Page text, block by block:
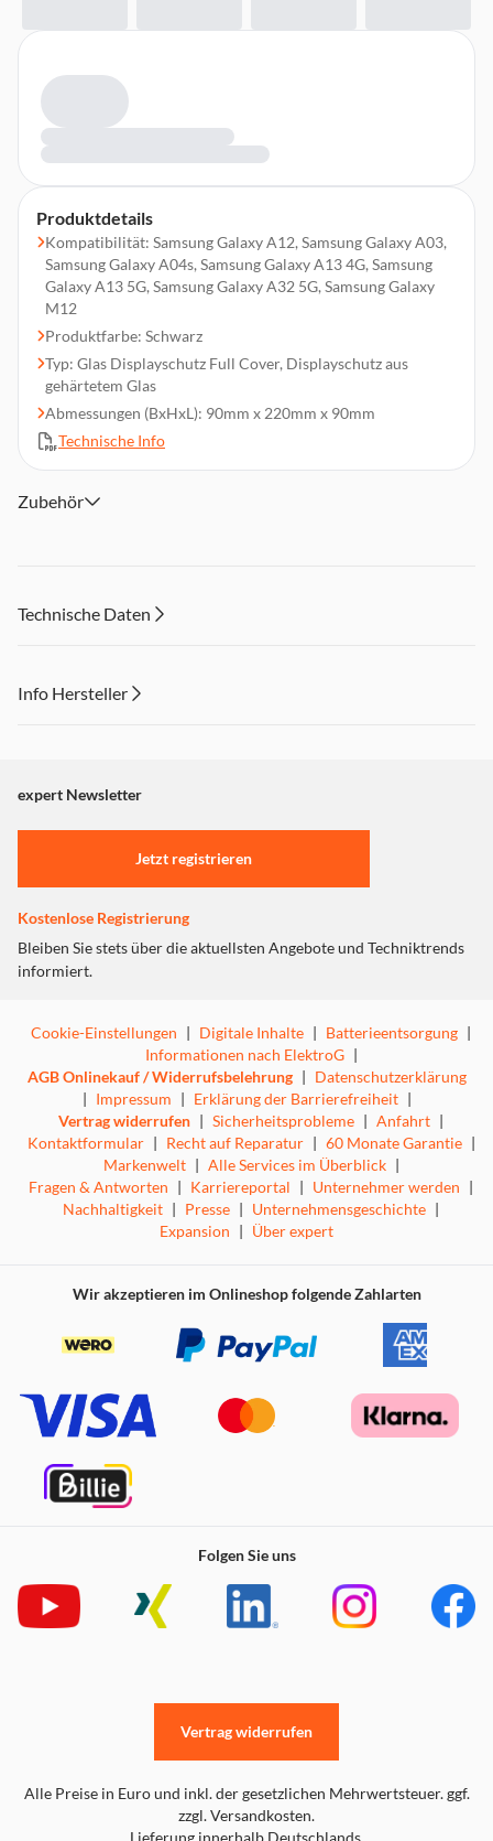
Produktdetails
Kompatibilität: Samsung Galaxy A12, Samsung Galaxy A03,
Samsung Galaxy A04s, Samsung Galaxy A13 4G, Samsung
Galaxy A13 5G, Samsung Galaxy A32 5G, Samsung Galaxy
M12
Produktfarbe: Schwarz
Typ: Glas Displayschutz Full Cover, Displayschutz aus
gehärtetem Glas
Abmessungen (BxHxL): 90mm x 220mm x 90mm
Technische Info
Zubehör
Technische Daten
Info Hersteller
"Marketing".
Einstellungen anpassen
expert Newsletter
Jetzt registrieren
Kostenlose Registrierung
Bleiben Sie stets über die aktuellsten Angebote und Techniktrends
informiert.
Cookie-Einstellungen | Digitale Inhalte | Batterieentsorgung |
Informationen nach ElektroG |
AGB Onlinekauf / Widerrufsbelehrung | Datenschutzerklärung
| Impressum | Erklärung der Barrierefreiheit |
Vertrag widerrufen | Sicherheitsprobleme | Anfahrt |
Kontaktformular | Recht auf Reparatur | 60 Monate Garantie |
Markenwelt | Alle Services im Überblick |
Fragen & Antworten | Karriereportal | Unternehmer werden |
Nachhaltigkeit | Presse | Unternehmensgeschichte |
Expansion | Über expert
Wir akzeptieren im Onlineshop folgende Zahlarten
Folgen Sie uns
Alle Preise in Euro und inkl. der gesetzlichen Mehrwertsteuer. ggf.
zzgl. Versandkosten.
Lieferung innerhalb Deutschlands.
Vertrag widerrufen